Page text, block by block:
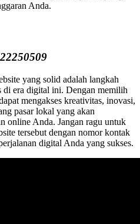
Anda.
yang solid adalah langkah
di era digital ini. Dengan memilih
mengakses kreativitas, inovasi,
pasar lokal yang akan
online Anda. Jangan ragu untuk
tersebut dengan nomor kontak
digital Anda yang sukses.